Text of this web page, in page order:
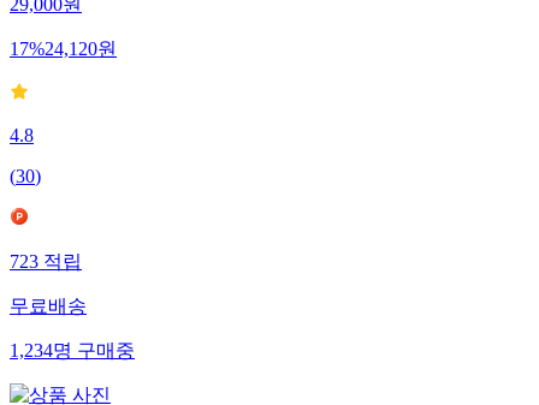
29,000원
17%24,120원
4.8
(30)
723적립
무료배송
1,234명구매중